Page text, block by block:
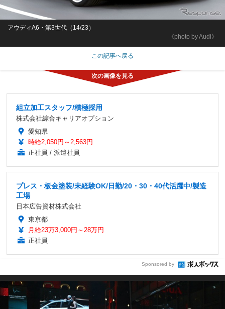
《photo by Audi》
アウディA6・第3世代（14/23）
この記事へ戻る
組立加工スタッフ/積極採用
株式会社綜合キャリアオプション
愛知県
時給2,050円～2,563円
正社員 / 派遣社員
プレス・板金塗装/未経験OK/日勤/20・30・40代活躍中/製造
工場
日本広告資材株式会社
東京都
月給23万3,000円～28万円
正社員
Sponsored by